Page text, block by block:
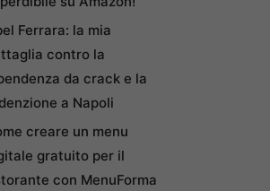
Ferrara: la mia
contro la
da crack e la
a Napoli
creare un menu
gratuito per il
con MenuForma